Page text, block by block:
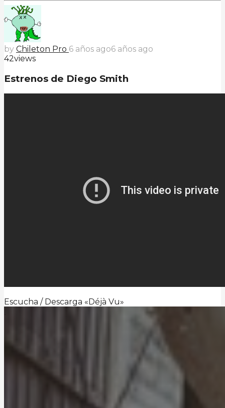
by Chileton Pro 6 años ago6 años ago
42views
Estrenos de Diego Smith
Escucha / Descarga «Déjà Vu»